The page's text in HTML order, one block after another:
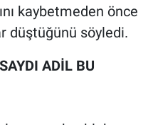
kaybetmeden önce
düştüğünü söyledi.
ADİL BU